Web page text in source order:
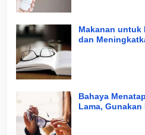
Makanan untuk
dan
Bahaya
Lama, Gunakan